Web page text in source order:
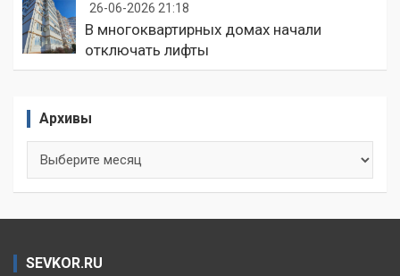
26-06-2026 21:18
В многоквартирных домах начали
отключать лифты
Архивы
SEVKOR.RU